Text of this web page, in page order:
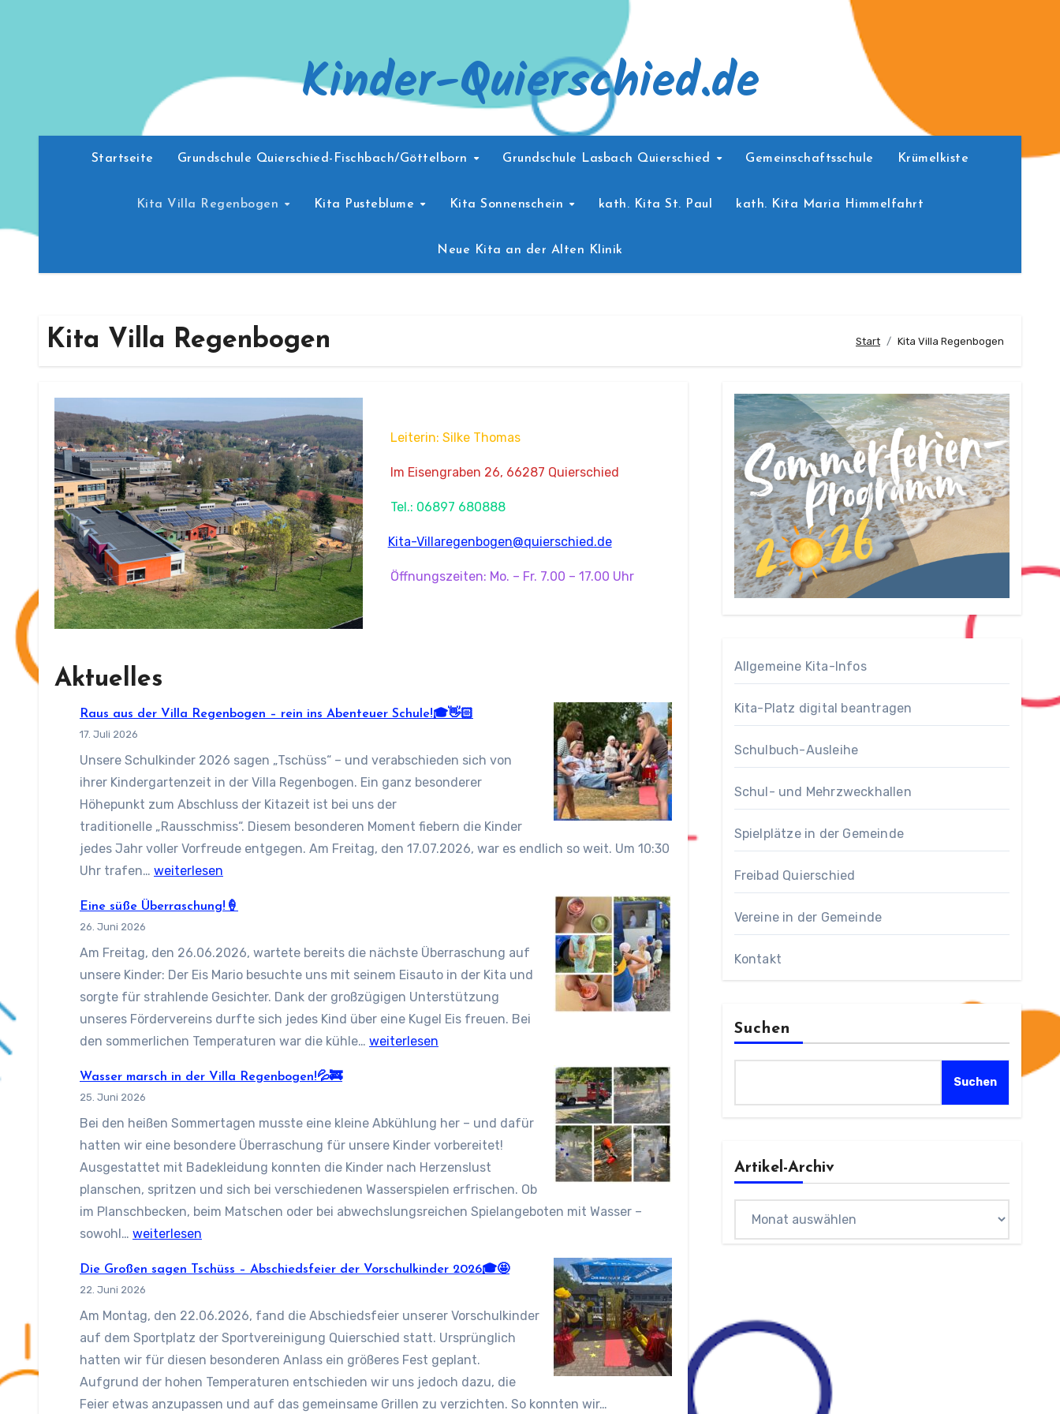
Kinder-Quierschied.de
Startseite Grundschule Quierschied-Fischbach/Göttelborn Grundschule Lasbach Quierschied Gemeinschaftsschule Krümelkiste
Kita Villa Regenbogen Kita Pusteblume Kita Sonnenschein kath. Kita St. Paul kath. Kita Maria Himmelfahrt
Neue Kita an der Alten Klinik
Kita Villa Regenbogen Start Kita Villa Regenbogen
Leiterin: Silke Thomas
Im Eisengraben 26, 66287 Quierschied
Tel.: 06897 680888
Kita-Villaregenbogen@quierschied.de
Öffnungszeiten: Mo. – Fr. 7.00 – 17.00 Uhr
Aktuelles
Raus aus der Villa Regenbogen – rein ins Abenteuer Schule!🎓👋🏻
17. Juli 2026
Unsere Schulkinder 2026 sagen „Tschüss“ – und verabschieden sich von
ihrer Kindergartenzeit in der Villa Regenbogen. Ein ganz besonderer
Höhepunkt zum Abschluss der Kitazeit ist bei uns der
traditionelle „Rausschmiss“. Diesem besonderen Moment fiebern die Kinder
jedes Jahr voller Vorfreude entgegen. Am Freitag, den 17.07.2026, war es endlich so weit. Um 10:30
Uhr trafen… Raus
der
Regenbogen
–
rein
ins
Abenteuer
Schule!
weiterlesen
Eine süße Überraschung!🍦
26. Juni 2026
Am Freitag, den 26.06.2026, wartete bereits die nächste Überraschung auf
unsere Kinder: Der Eis Mario besuchte uns mit seinem Eisauto in der Kita und
sorgte für strahlende Gesichter. Dank der großzügigen Unterstützung
unseres Fördervereins durfte sich jedes Kind über eine Kugel Eis freuen. Bei
den sommerlichen Temperaturen war die kühle… Eine
weiterlesen
Wasser marsch in der Villa Regenbogen!💦🚒
25. Juni 2026
Bei den heißen Sommertagen musste eine kleine Abkühlung her – und dafür
hatten wir eine besondere Überraschung für unsere Kinder vorbereitet!
Ausgestattet mit Badekleidung konnten die Kinder nach Herzenslust
planschen, spritzen und sich bei verschiedenen Wasserspielen erfrischen. Ob
im Planschbecken, beim Matschen oder bei abwechslungsreichen Spielangeboten mit Wasser –
sowohl… Wasser
in
Villa
Regenbogen!
💦
🚒
weiterlesen
Die Großen sagen Tschüss – Abschiedsfeier der Vorschulkinder 2026🎓🤩
22. Juni 2026
Am Montag, den 22.06.2026, fand die Abschiedsfeier unserer Vorschulkinder
auf dem Sportplatz der Sportvereinigung Quierschied statt. Ursprünglich
hatten wir für diesen besonderen Anlass ein größeres Fest geplant.
Aufgrund der hohen Temperaturen entschieden wir uns jedoch dazu, die
Feier etwas anzupassen und auf das gemeinsame Grillen zu verzichten. So konnten wir…
Allgemeine Kita-Infos
Kita-Platz digital beantragen
Schulbuch-Ausleihe
Schul- und Mehrzweckhallen
Spielplätze in der Gemeinde
Freibad Quierschied
Vereine in der Gemeinde
Kontakt
Suchen
Suchen
Artikel-Archiv